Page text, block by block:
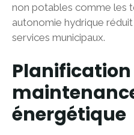
non potables comme les
autonomie hydrique
services municipaux.
Planification
énergétique